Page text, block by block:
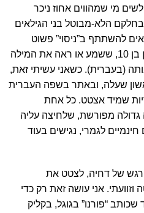
מי שמהווים אחוז ניכר
הלא-מבוטל בני הגילאים
להשתתף ב”ניסוי” פשוט
להפליא. דמיינו שאתם ילד סקרן בן 10, ששמע או ראה את המילה
אותה (בעברית). כשאני עשיתי זאת,
שעלה, ובאתר בשפה העברית
שמיד אצטט. כל אחת
גדולה מפורשת, שלחיצה עליה
לגמרי, נגישים בעוד
רגש של דחיה, לצטט את
וזוועתי. אני עושה זאת רק כדי
“פורנו” בגוגל, בקליק